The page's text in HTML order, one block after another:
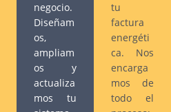
negocio.
Diseñam
os,
ampliam
os y
actualiza
mos tu
tu
factura
energéti
ca. Nos
encarga
mos de
todo el